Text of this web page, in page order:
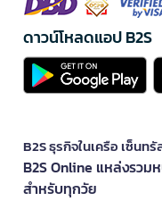
ดาวน์โหลดแอป B2S
B2S ธุรกิจในเครือ เซ็นท
B2S Online แหล่งรวม
สำหรับทุกวัย